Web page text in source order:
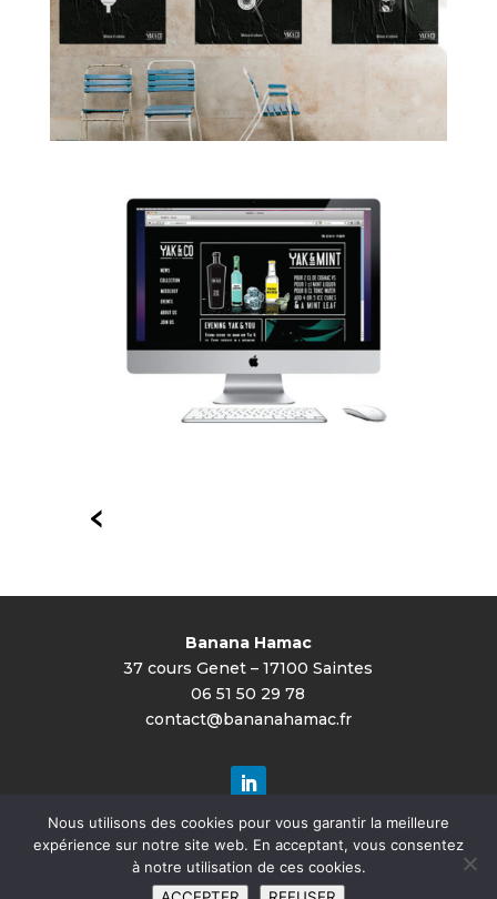
Banana Hamac
37 cours Genet –17100 Saintes
06 51 50 29 78
contact@bananahamac.fr
© Banana Hamac 2022
Mentions légales
Nous utilisons des cookies pour vous garantir la meilleure
expérience sur notre site web. En acceptant, vous consentez
à notre utilisation de ces cookies.